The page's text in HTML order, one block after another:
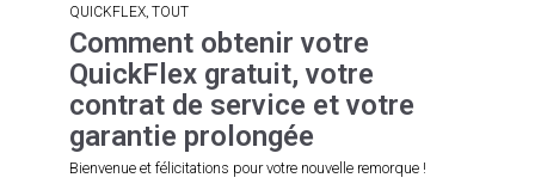
QUICKFLEX, TOUT
Comment obtenir votre
QuickFlex gratuit, votre
contrat de service et votre
garantie prolongée
Bienvenue et félicitations pour votre nouvelle remorque !